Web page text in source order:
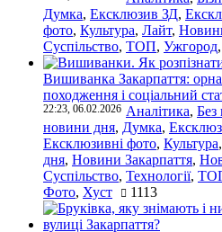
Думка, Ексклюзив ЗД,
фото, Культура, Лайт,
Суспільство, ТОП, Ужгород,
Вишиванка Закарпаття:
походження і соціальний
22:23, 06.02.2026 Аналітика, Без
новини дня, Думка,
Ексклюзивні фото, Культура,
дня, Новини Закарпаття,
Суспільство, Технології,
Фото, Хуст 1113